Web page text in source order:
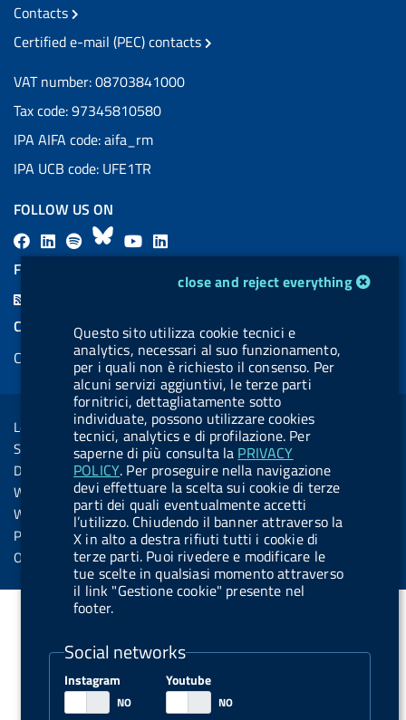
cookie management moduleclose and reject everything
Questo sito utilizza cookie tecnici e
analytics, necessari al suo funzionamento,
per i quali non è richiesto il consenso. Per
alcuni servizi aggiuntivi, le terze parti
fornitrici, dettagliatamente sotto
individuate, possono utilizzare cookies
tecnici, analytics e di profilazione. Per
saperne di più consulta la PRIVACY
POLICY. Per proseguire nella navigazione
devi effettuare la scelta sui cookie di terze
parti dei quali eventualmente accetti
l’utilizzo. Chiudendo il banner attraverso la
X in alto a destra rifiuti tutti i cookie di
terze parti. Puoi rivedere e modificare le
tue scelte in qualsiasi momento attraverso
il link "Gestione cookie" presente nel
footer.
Social networks
Instagram Youtube
Contacts
Certified e-mail (PEC) contacts
VAT number: 08703841000
Tax code: 97345810580
IPA AIFA code: aifa_rm
IPA UCB code: UFE1TR
FOLLOW US ON
F
a
L
i
a
l
.
b
u
t
t
o
n
.
s
p
o
i
f
B
l
s
k
y
Y
o
u
b
e
i
e
d
i
n
FEED RSS
COOKIES
Cookie management
Sezione Link Utili
Legal notice
Social Media Policy
Dichiarazione di accessibilità
Web accessibility
Website statistics
Privacy
Online services